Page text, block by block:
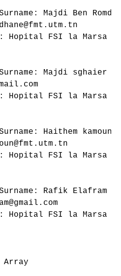
Majdi Ben
FSI la Marsa
Surname: Majdi sghaier
FSI la Marsa
Haithem kamoun
FSI la Marsa
Surname: Rafik Elafram
FSI la Marsa
Array